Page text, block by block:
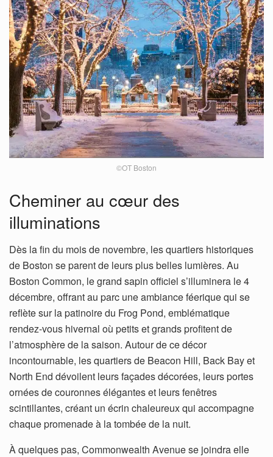
©OT Boston
Cheminer au cœur des
illuminations
Dès la fin du mois de novembre, les quartiers historiques
de Boston se parent de leurs plus belles lumières. Au
Boston Common, le grand sapin officiel s’illuminera le 4
décembre, offrant au parc une ambiance féerique qui se
reflète sur la patinoire du Frog Pond, emblématique
rendez-vous hivernal où petits et grands profitent de
l’atmosphère de la saison. Autour de ce décor
incontournable, les quartiers de Beacon Hill, Back Bay et
North End dévoilent leurs façades décorées, leurs portes
ornées de couronnes élégantes et leurs fenêtres
scintillantes, créant un écrin chaleureux qui accompagne
chaque promenade à la tombée de la nuit.
À quelques pas, Commonwealth Avenue se joindra elle